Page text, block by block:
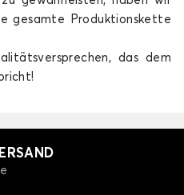
gesamte Produktionskette
das dem